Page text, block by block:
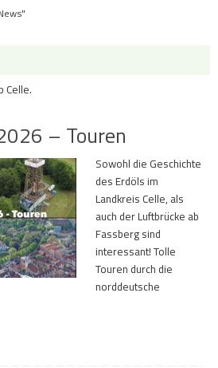
Celle.
– Touren
Sowohl die Geschichte
des Erdöls im
Landkreis Celle, als
auch der Luftbrücke ab
Fassberg sind
interessant! Tolle
Touren durch die
norddeutsche